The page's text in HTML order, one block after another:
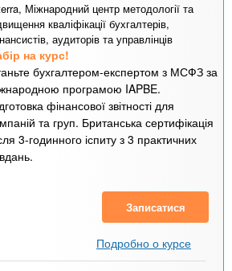
Міжнародний центр методології та
кваліфікації бухгалтерів,
аудиторів та управлінців
на курс!
бухгалтером-експертом з МСФЗ за
програмою IAPBE.
фінансової звітності для
та груп. Британська сертифікація
3-годинного іспиту з 3 практичних
Записатися
Подробно о курсе